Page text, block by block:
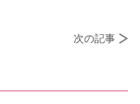
次の記事